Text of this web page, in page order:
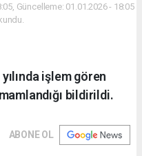
Güncelleme: 01.01.2026 - 18:05
işlem gören
bildirildi.
ABONE OL